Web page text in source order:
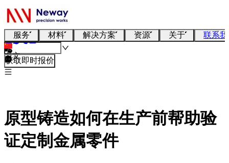
服务 材料 解决方案 资源 关于 联系
中文
获取即时报价
原型铸造如何在生产前帮助验
证定制金属零件